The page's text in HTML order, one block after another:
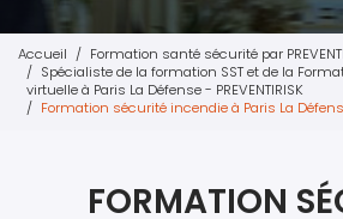
Accueil
Formation santé sécurité par
Spécialiste de la formation SST et de la
virtuelle à Paris La Défense - PREVENTIRISK
Formation sécurité incendie à Paris La Défense
FORMATION